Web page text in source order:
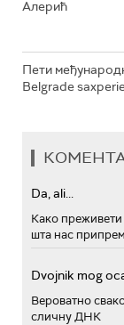
Алерић
Пети
Belgrade
Da, ali...
Како преживети
шта нас
Dvojnik mog
Вероватно
сличну ДНК